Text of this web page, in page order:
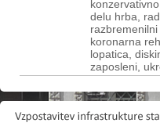
delu hrba,
koronarna
lopatica,
zaposleni,